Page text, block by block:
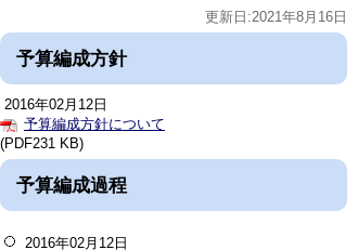
更新日:2021年8月16日
予算編成方針
2016年02月12日
予算編成方針について
(PDF231 KB)
予算編成過程
2016年02月12日